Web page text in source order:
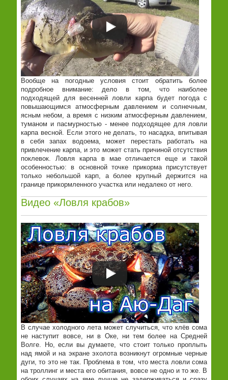
Вообще на погодные условия стоит обратить более
подробное внимание: дело в том, что наиболее
подходящей для весенней ловли карпа будет погода с
повышающимся атмосферным давлением и солнечным,
ясным небом, а время с низким атмосферным давлением,
туманом и пасмурностью - менее подходящее для ловли
карпа весной. Если этого не делать, то насадка, впитывая
в себя запах водоема, может перестать работать на
привлечение карпа, и это может стать причиной отсутствия
поклевок. Ловля карпа в мае отличается еще и такой
особенностью: в основной точке прикорма присутствует
только небольшой карп, а более крупный держится на
границе прикормленного участка или недалеко от него.
Видео «Ловля крабов»
В случае холодного лета может случиться, что клёв сома
не наступит вовсе, ни в Оке, ни тем более на Средней
Волге. Но, если вы думаете, что стоит только проплыть
над ямой и на экране эхолота возникнут огромные черные
дуги, то это не так. Проблема в том, что места ловли сома
на троллинг и места его обитания, вовсе не одно и то же. В